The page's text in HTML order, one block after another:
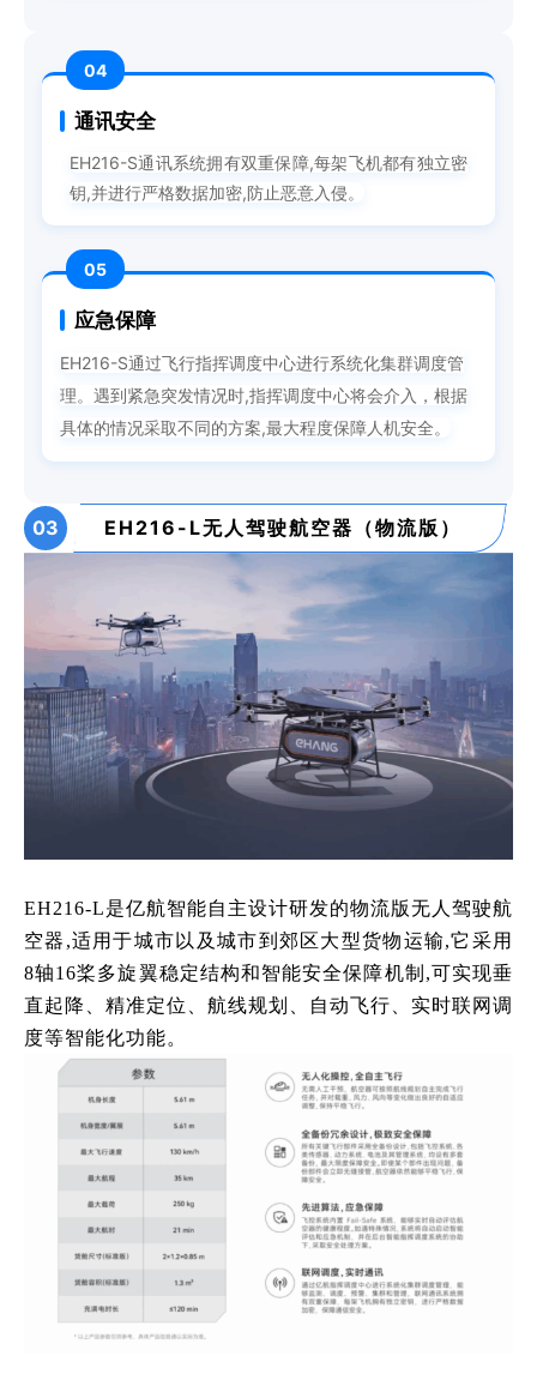
04
通讯安全
EH216-S通讯系统拥有双重保障,每架飞机都有独立密
钥,并进行严格数据加密,防止恶意入侵。
05
应急保障
EH216-S通过飞行指挥调度中心进行系统化集群调度管
理。遇到紧急突发情况时,指挥调度中心将会介入，根据
具体的情况采取不同的方案,最大程度保障人机安全。
03 EH216-L无人驾驶航空器（物流版）
EH216-L是亿航智能自主设计研发的物流版无人驾驶航
空器,适用于城市以及城市到郊区大型货物运输,它采用
8轴16桨多旋翼稳定结构和智能安全保障机制,可实现垂
直起降、精准定位、航线规划、自动飞行、实时联网调
度等智能化功能。